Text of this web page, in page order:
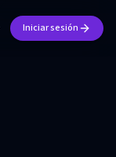
Iniciar sesión